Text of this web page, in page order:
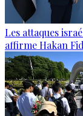
Les attaques
affirme Hakan